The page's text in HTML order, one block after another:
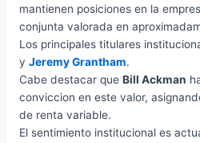
mantienen posiciones en la
conjunta valorada en
Los principales titulares
y Jeremy Grantham.
Cabe destacar que Bill Ackman
conviccion en este valor,
de renta variable.
El sentimiento institucional es